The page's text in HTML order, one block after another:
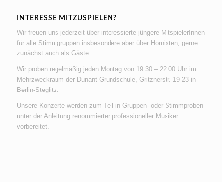
INTERESSE MITZUSPIELEN?
Wir freuen uns jederzeit über interessierte jüngere MitspielerInnen
für alle Stimmgruppen insbesondere aber über Hornisten, gerne
zunächst auch als Gäste.
Wir proben regelmäßig jeden Montag von 19:30 – 22:00 Uhr im
Mehrzweckraum der Dunant-Grundschule, Gritznerstr. 19-23 in
Berlin-Steglitz.
Unsere Konzerte werden zum Teil in Gruppen- oder Stimmproben
unter der Anleitung renommierter professioneller Musiker
vorbereitet.